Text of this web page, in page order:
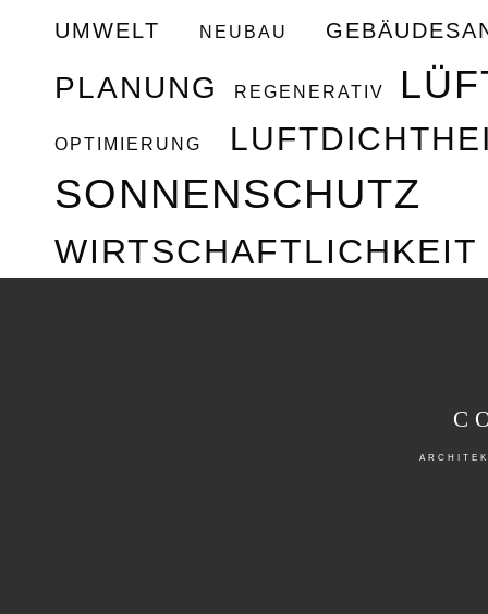
UMWELT NEUBAU
PLANUNG REGENERATIV
OPTIMIERUNG
SONNENSCHUTZ